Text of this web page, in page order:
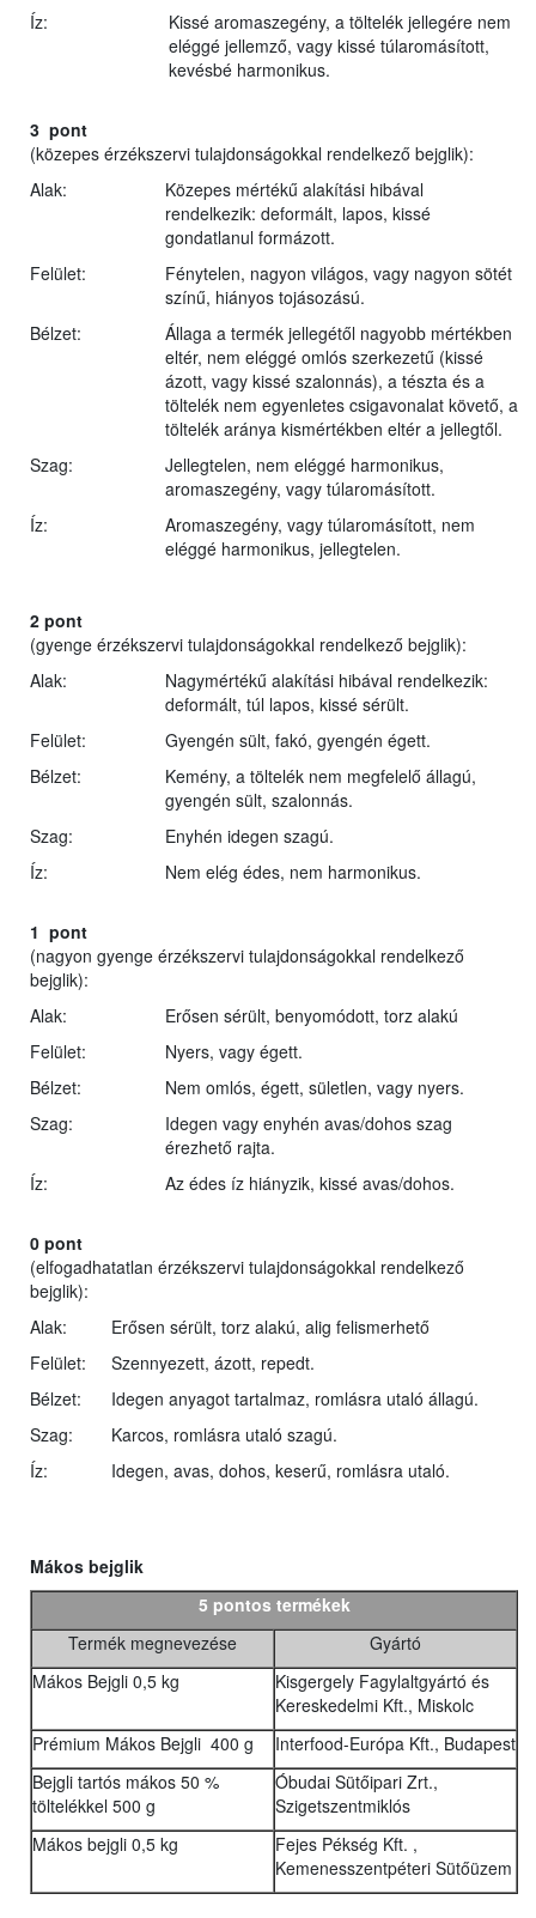
Íz:
Kissé aromaszegény, a töltelék jellegére nem
eléggé jellemző, vagy kissé túlaromásított,
kevésbé harmonikus.
3 pont
(közepes érzékszervi tulajdonságokkal rendelkező bejglik):
Alak:
Közepes mértékű alakítási hibával
rendelkezik: deformált, lapos, kissé
gondatlanul formázott.
Felület:
Fénytelen, nagyon világos, vagy nagyon sötét
színű, hiányos tojásozású.
Bélzet:
Állaga a termék jellegétől nagyobb mértékben
eltér, nem eléggé omlós szerkezetű (kissé
ázott, vagy kissé szalonnás), a tészta és a
töltelék nem egyenletes csigavonalat követő, a
töltelék aránya kismértékben eltér a jellegtől.
Szag:
Jellegtelen, nem eléggé harmonikus,
aromaszegény, vagy túlaromásított.
Íz:
Aromaszegény, vagy túlaromásított, nem
eléggé harmonikus, jellegtelen.
2 pont
(gyenge érzékszervi tulajdonságokkal rendelkező bejglik):
Alak:
Nagymértékű alakítási hibával rendelkezik:
deformált, túl lapos, kissé sérült.
Felület:
Gyengén sült, fakó, gyengén égett.
Bélzet:
Kemény, a töltelék nem megfelelő állagú,
gyengén sült, szalonnás.
Szag:
Enyhén idegen szagú.
Íz:
Nem elég édes, nem harmonikus.
1 pont
(nagyon gyenge érzékszervi tulajdonságokkal rendelkező
bejglik):
Alak:
Erősen sérült, benyomódott, torz alakú
Felület:
Nyers, vagy égett.
Bélzet:
Nem omlós, égett, sületlen, vagy nyers.
Szag:
Idegen vagy enyhén avas/dohos szag
érezhető rajta.
Íz:
Az édes íz hiányzik, kissé avas/dohos.
0 pont
(elfogadhatatlan érzékszervi tulajdonságokkal rendelkező
bejglik):
Alak:
Erősen sérült, torz alakú, alig felismerhető
Felület:
Szennyezett, ázott, repedt.
Bélzet:
Idegen anyagot tartalmaz, romlásra utaló állagú.
Szag:
Karcos, romlásra utaló szagú.
Íz:
Idegen, avas, dohos, keserű, romlásra utaló.
Mákos bejglik
5 pontos termékek
Termék megnevezése
Gyártó
Mákos Bejgli 0,5 kg
Kisgergely Fagylaltgyártó és
Kereskedelmi Kft., Miskolc
Prémium Mákos Bejgli 400 g
Interfood-Európa Kft., Budapest
Bejgli tartós mákos 50 %
töltelékkel 500 g
Óbudai Sütőipari Zrt.,
Szigetszentmiklós
Mákos bejgli 0,5 kg
Fejes Pékség Kft. ,
Kemenesszentpéteri Sütőüzem